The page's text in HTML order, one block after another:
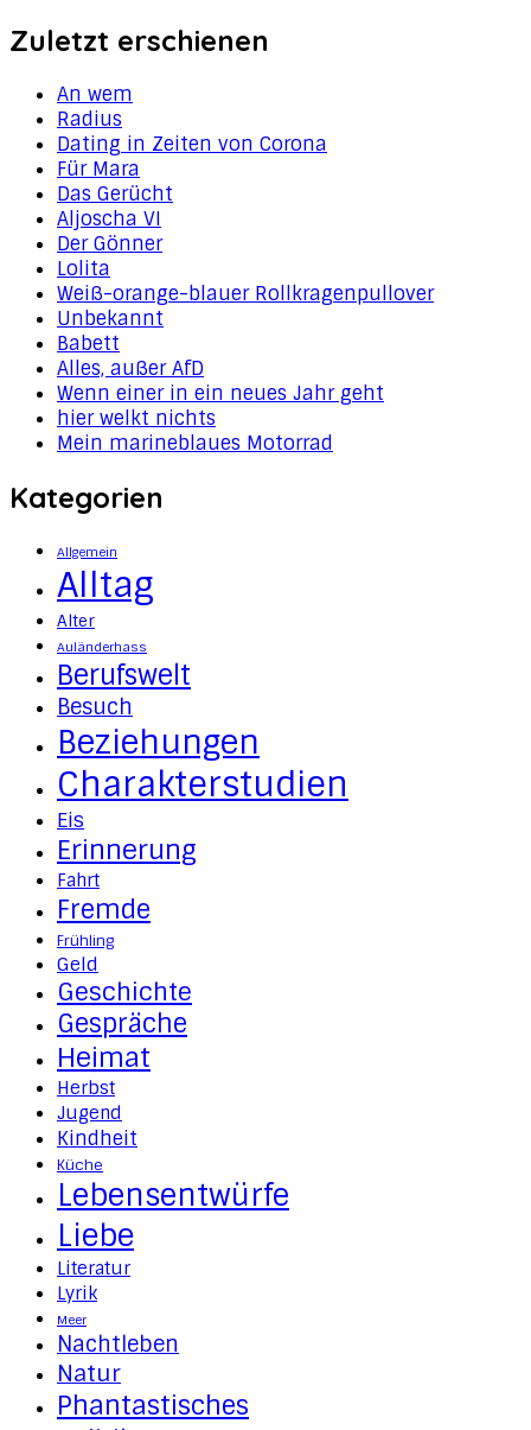
Zuletzt erschienen
An wem
Radius
Dating in Zeiten von Corona
Für Mara
Das Gerücht
Aljoscha VI
Der Gönner
Lolita
Weiß-orange-blauer Rollkragenpullover
Unbekannt
Babett
Alles, außer AfD
Wenn einer in ein neues Jahr geht
hier welkt nichts
Mein marineblaues Motorrad
Kategorien
Allgemein
Alltag
Alter
Auländerhass
Berufswelt
Besuch
Beziehungen
Charakterstudien
Eis
Erinnerung
Fahrt
Fremde
Frühling
Geld
Geschichte
Gespräche
Heimat
Herbst
Jugend
Kindheit
Küche
Lebensentwürfe
Liebe
Literatur
Lyrik
Meer
Nachtleben
Natur
Phantastisches